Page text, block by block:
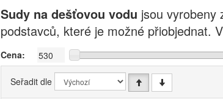
Sudy na dešťovou vodu jsou vyrobeny
podstavců, které je možné přiobjednat.
Cena:
Seřadit dle